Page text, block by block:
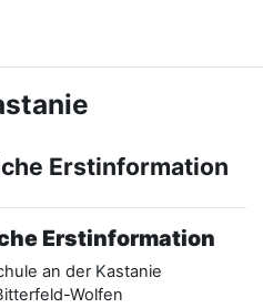
Erstinformation
Erstinformation
an der Kastanie
Wolfen